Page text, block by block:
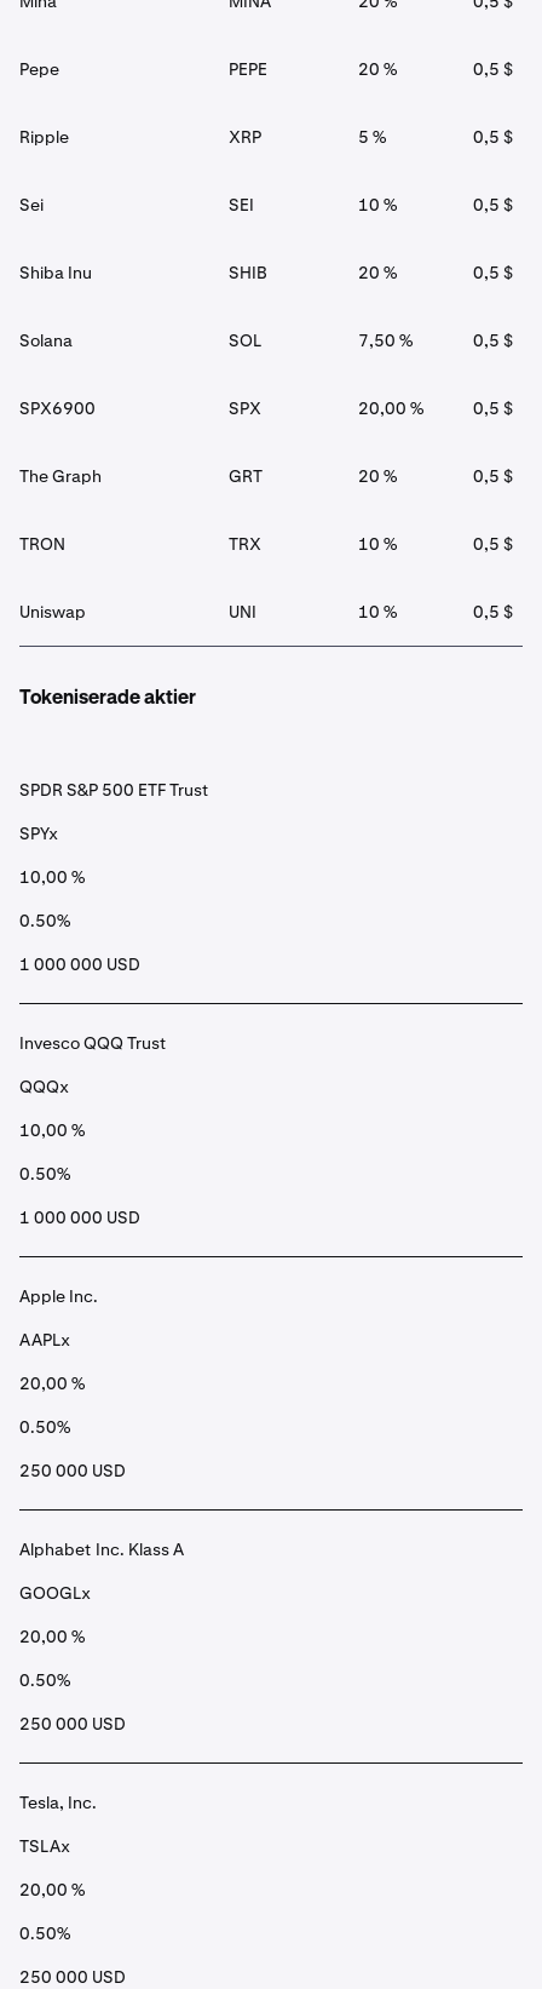
Pepe PEPE 20 % 0,5 $
Ripple XRP 5 % 0,5 $
Sei SEI 10 % 0,5 $
Shiba Inu SHIB 20 % 0,5 $
Solana SOL 7,50 % 0,5 $
SPX6900 SPX 20,00 % 0,5 $
The Graph GRT 20 % 0,5 $
TRON TRX 10 % 0,5 $
Uniswap UNI 10 % 0,5 $
Tokeniserade aktier
SPDR S&P 500 ETF Trust
SPYx
10,00 %
0.50%
1 000 000 USD
Invesco QQQ Trust
QQQx
10,00 %
0.50%
1 000 000 USD
Apple Inc.
AAPLx
20,00 %
0.50%
250 000 USD
Alphabet Inc. Klass A
GOOGLx
20,00 %
0.50%
250 000 USD
Tesla, Inc.
TSLAx
20,00 %
0.50%
250 000 USD